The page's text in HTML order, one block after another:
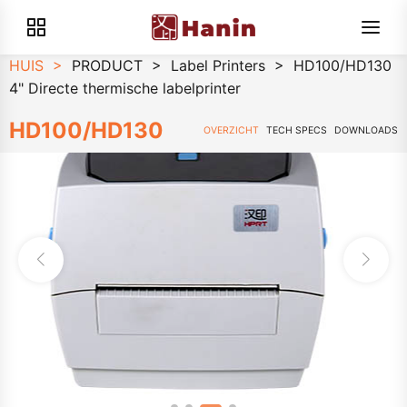
HUIS > PRODUCT > Label Printers >
HD100/HD130
4" Directe thermische labelprinter
HD100/HD130 OVERZICHT TECH SPECS DOWNLOADS